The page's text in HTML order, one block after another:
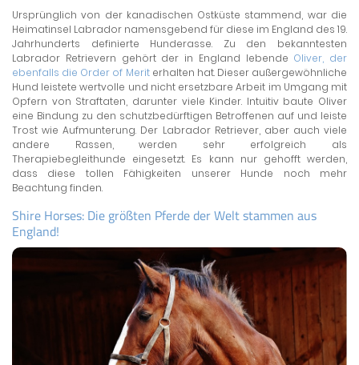
Ursprünglich von der kanadischen Ostküste stammend, war die
Heimatinsel Labrador namensgebend für diese im England des 19.
Jahrhunderts definierte Hunderasse. Zu den bekanntesten
Labrador Retrievern gehört der in England lebende Oliver, der
ebenfalls die Order of Meriterhalten hat. Dieser außergewöhnliche
Hund leistete wertvolle und nicht ersetzbare Arbeit im Umgang mit
Opfern von Straftaten, darunter viele Kinder. Intuitiv baute Oliver
eine Bindung zu den schutzbedürftigen Betroffenen auf und leiste
Trost wie Aufmunterung. Der Labrador Retriever, aber auch viele
andere Rassen, werden sehr erfolgreich als
Therapiebegleithunde eingesetzt. Es kann nur gehofft werden,
dass diese tollen Fähigkeiten unserer Hunde noch mehr
Beachtung finden.
Shire Horses: Die größten Pferde der Welt stammen aus
England!